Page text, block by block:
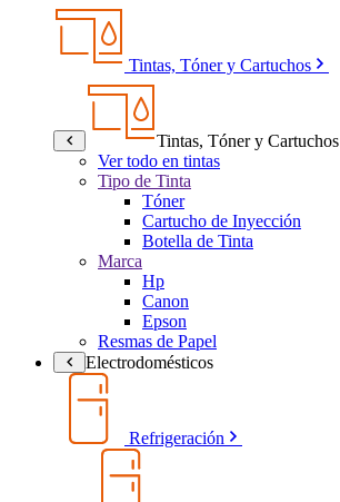
Tintas, Tóner y Cartuchos
Tintas, Tóner y Cartuchos
Ver todo en tintas
Tipo de Tinta
Tóner
Cartucho de Inyección
Botella de Tinta
Marca
Hp
Canon
Epson
Resmas de Papel
Electrodomésticos
Refrigeración